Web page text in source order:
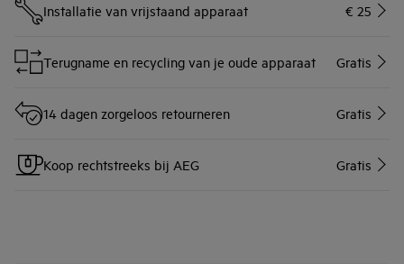
Installatie van vrijstaand apparaat € 25
Terugname en recycling van je oude apparaat Gratis
14 dagen zorgeloos retourneren Gratis
Koop rechtstreeks bij AEG Gratis